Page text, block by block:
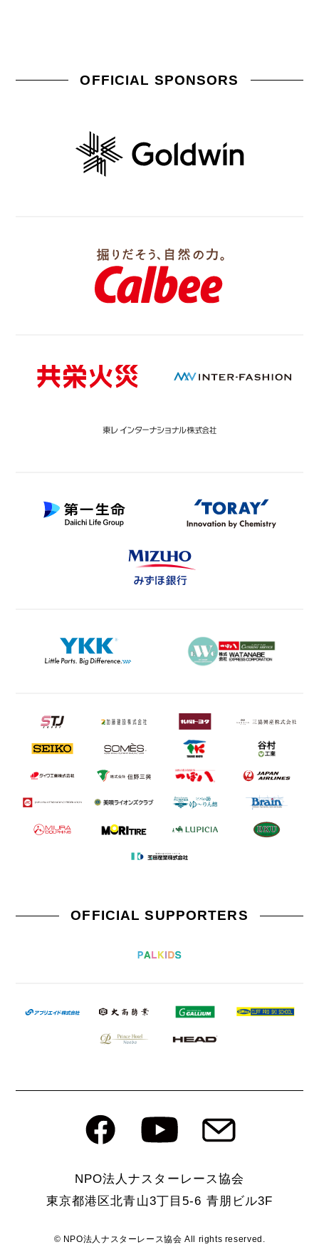
OFFICIAL SPONSORS
OFFICIAL SUPPORTERS
NPO法人ナスターレース協会
東京都港区北⻘⼭3丁目5-6 ⻘朋ビル3F
© NPO法人ナスターレース協会 All rights reserved.